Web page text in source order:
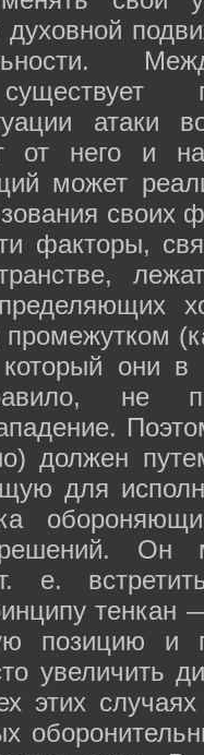
духовной
атаки
от него и
может
своих
факторы,
они в
не
должен
для
Он
е.
тенкан
позицию и
увеличить
этих